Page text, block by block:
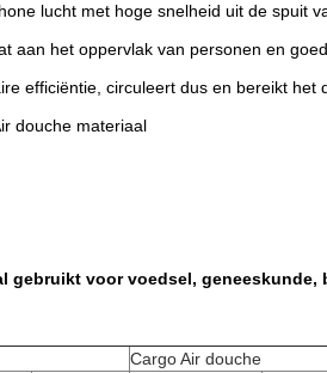
lucht met hoge snelheid uit de spuit
aan het oppervlak van personen en
efficiëntie, circuleert dus en bereikt het
douche materiaal
voor voedsel,
Cargo Air douche